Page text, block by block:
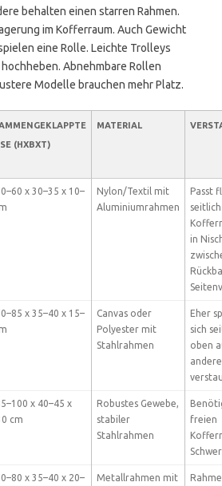
behalten einen starren Rahmen.
im Kofferraum. Auch Gewicht
eine Rolle. Leichte Trolleys
Abnehmbare Rollen
Modelle brauchen mehr Platz.
(HXBXT)
MATERIAL
x 30–35 x 10–
Nylon/Textil mit
Aluminiumrahmen
Passt
in
x 35–40 x 15–
Canvas oder
Polyester mit
Stahlrahmen
Eher
sich
oben
x 40–45 x
cm
Robustes Gewebe,
stabiler
Stahlrahmen
freien
x 35–40 x 20–
Metallrahmen mit